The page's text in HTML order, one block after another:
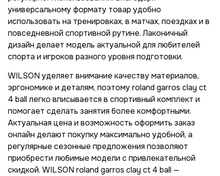
универсальному формату товар удобно
использовать на тренировках, в матчах, поездках и в
повседневной спортивной рутине. Лаконичный
дизайн делает модель актуальной для любителей
спорта и игроков разного уровня подготовки.
WILSON уделяет внимание качеству материалов,
эргономике и деталям, поэтому roland garros clay ct
4 ball легко вписывается в спортивный комплект и
помогает сделать занятия более комфортными.
Актуальная цена и возможность оформить заказ
онлайн делают покупку максимально удобной, а
регулярные сезонные предложения позволяют
приобрести любимые модели с привлекательной
скидкой. WILSON roland garros clay ct 4 ball —